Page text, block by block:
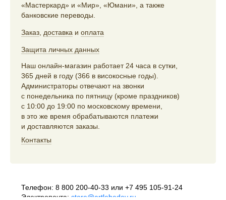
«Мастеркард» и «Мир», «Юмани», а также
банковские переводы.
Заказ доставка и оплата
Защита личных данных
Наш онлайн-магазин работает 24 часа в сутки,
365 дней в году (366 в високосные годы).
Администраторы отвечают на звонки
с понедельника по пятницу (кроме праздников)
с 10:00 до 19:00 по московскому времени,
в это же время обрабатываются платежи
и доставляются заказы.
Контакты
Телефон: 8 800 200-40-33 или +7 495 105-91-24
Электропочта: store@artlebedev.ru